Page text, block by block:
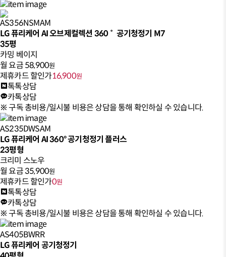
AS356NSMAM
LG 퓨리케어 AI 오브제컬렉션 360˚ 공기청정기 M7
35평
카밍 베이지
월 요금58,900원
제휴카드 할인가16,900원
톡톡상담
카톡상담
※ 구독 총비용/일시불 비용은 상담을 통해 확인하실 수 있습니다.
AS235DWSAM
LG 퓨리케어 AI 360° 공기청정기 플러스
23평형
크리미 스노우
월 요금35,900원
제휴카드 할인가0원
톡톡상담
카톡상담
※ 구독 총비용/일시불 비용은 상담을 통해 확인하실 수 있습니다.
AS405BWRR
LG 퓨리케어 공기청정기